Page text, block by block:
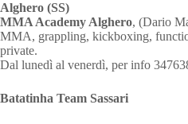
Alghero (SS)
MMA Academy Alghero, (Dario
MMA, grappling, kickboxing,
private.
Dal lunedì al venerdì, per info
Batatinha Team Sassari